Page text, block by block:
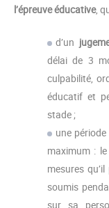
l’épreuve éducative,
d’un
délai de 3
culpabilité,
éducatif et
stade ;
une
maximum :
mesures
soumis
sur sa